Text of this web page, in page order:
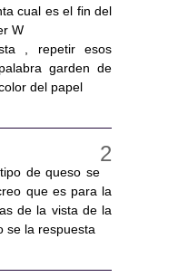
cual es el fin del
W
, repetir esos
garden de
del papel
de queso se
que es para la
de la vista de la
se la respuesta